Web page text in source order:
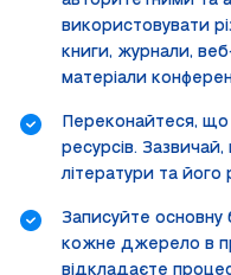
використовувати
книги, журнали, веб-
матеріали
Переконайтеся, що
ресурсів.
літератури та його
Записуйте основну
кожне джерело в
відкладаєте